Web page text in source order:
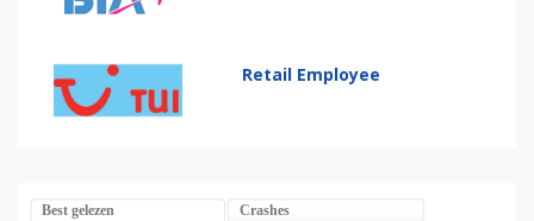
Retail Employee
Best gelezen Crashes